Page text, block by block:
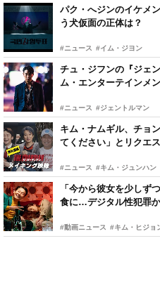
パク・へジンのイケメ
う犬仮面の正体は？
#ニュース #イム・ジヨン
チュ・ジフンの『ジェ
ム・エンターテインメ
#ニュース #ジェントルマン
キム・ナムギル、チョ
てください」とリクエ
#ニュース #キム・ジュンハン
「今から彼女を少しず
食に…デジタル性犯罪
#動画ニュース #キム・ヒジョ